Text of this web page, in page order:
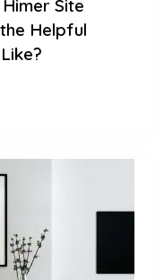
Site
Helpful